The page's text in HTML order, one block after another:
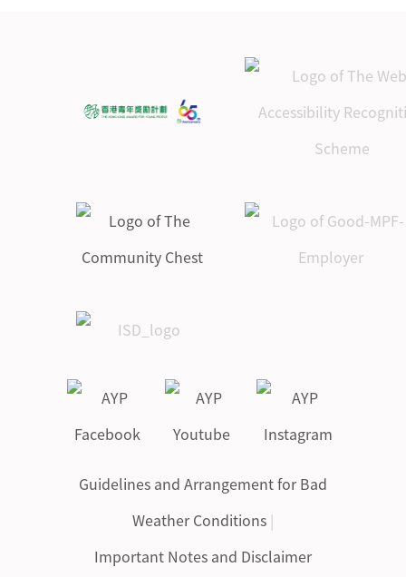
Guidelines and Arrangement for Bad
Weather Conditions |
Important Notes and Disclaimer